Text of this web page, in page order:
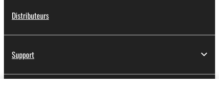
Distributeurs
Support